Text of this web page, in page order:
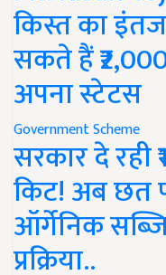
किस्त का
सकते हैं
अपना स्टेटस
Government Scheme
सरकार दे रही
किट! अब छत
ऑर्गेनिक
प्रक्रिया..